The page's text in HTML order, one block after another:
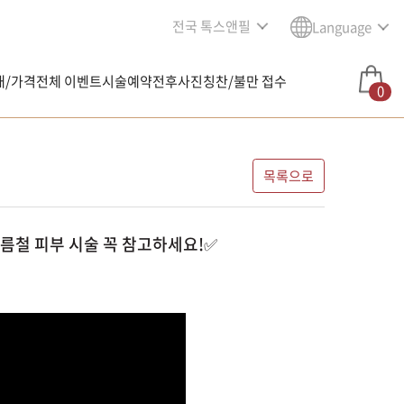
전국 톡스앤필 Language
/가격전체 이벤트시술예약전후사진칭찬/불만 접수 0
목록으로
철 피부 시술 꼭 참고하세요!✅